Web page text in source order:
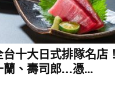
不過糙米口感不若白
莊雅閔說，糙米的
前浸泡，若只佔1/4或
每個家庭的炊飯器不
設定浸泡、烹煮、悶飯
台十大日式排隊名店！
蘭、壽司郎…憑...